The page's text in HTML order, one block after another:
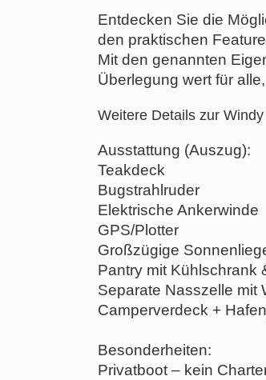
Entdecken Sie die
den praktischen
Mit den genannten
Überlegung wert für
Weitere Details zur
Ausstattung (Auszug):
Teakdeck
Bugstrahlruder
Elektrische Ankerwinde
GPS/Plotter
Großzügige
Pantry mit Kühlschrank
Separate Nasszelle mit
Camperverdeck +
Besonderheiten:
Privatboot – kein